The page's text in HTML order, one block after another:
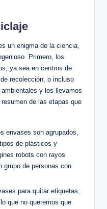
un ⁣enigma de la ciencia,
Primero, los
ya ⁣sea⁣ en centros de
recolección, o⁣ incluso
⁤y los llevamos
de las etapas ‌que‍
envases son agrupados,
de plásticos y
robots con rayos
grupo de personas con​
para ‍quitar etiquetas,
que no queremos que